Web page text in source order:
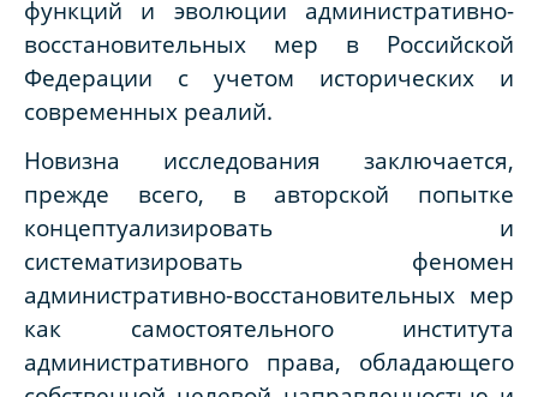
функций и эволюции административно-
восстановительных мер в Российской
Федерации с учетом исторических и
современных реалий.
Новизна исследования заключается,
прежде всего, в авторской попытке
концептуализировать и
систематизировать феномен
административно-восстановительных мер
как самостоятельного института
административного права, обладающего